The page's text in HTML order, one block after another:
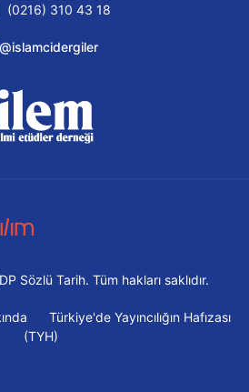
(0216) 310 43 18
@islamcidergiler
Sözlü Tarih. Tüm hakları saklıdır.
Türkiye'de Yayıncılığın Hafızası
(TYH)